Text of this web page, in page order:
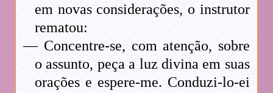
em novas considerações, o instrutor
rematou:
— Concentre-se, com atenção, sobre
o assunto, peça a luz divina em suas
orações e espere-me. Conduzi-lo-ei